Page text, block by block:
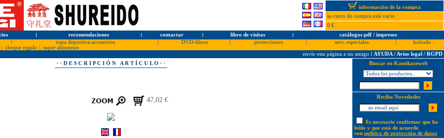
información de la compra
su carro de compra está vacio
0 €
l recomendaciones l contactar l libro de visitas l
catálogos pdf / impresos
ropa deportiva-accesorios DVD-libros protecciones serv. especiales
kobudo
cheque regalo
super alimentos
envíe esta página a un amigo l AYUDA / Aviso legal / RGPD
· · D E S C R I P C I Ó N A R T Í C U L O · ·
47,02 €
Buscar en Kamikazeweb
Reciba Novedades
Es necesario confirmar que ha
leído y que está de acuerdo
con política de protección de datos